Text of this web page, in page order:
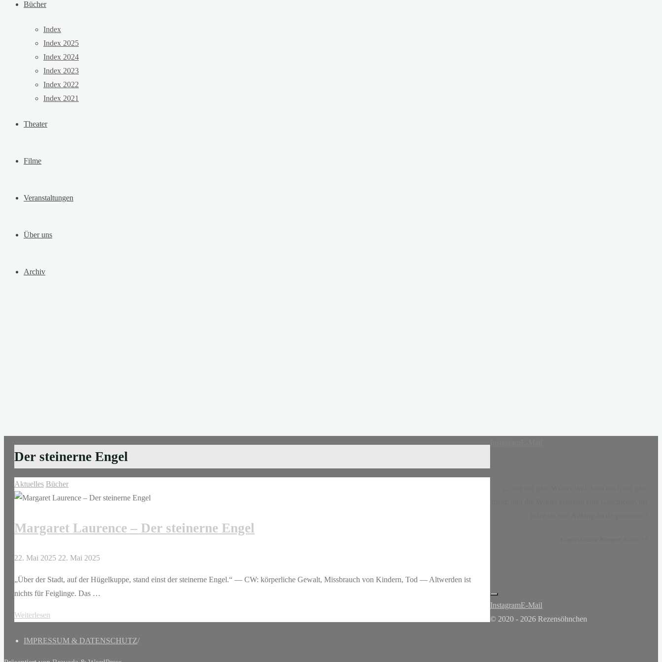
Bücher
Index
Index 2025
Index 2024
Index 2023
Index 2022
Index 2021
Theater
Filme
Veranstaltungen
Über uns
Archiv
Der steinerne Engel
Aktuelles Bücher
Margaret Laurence – Der steinerne Engel
22. Mai 2025 22. Mai 2025
„Über der Stadt, auf der Hügelkuppe, stand einst der steinerne Engel.“ — CW: körperliche Gewalt, Missbrauch von Kindern, Tod — Altwerden ist
nichts für Feiglinge. Das …
Weiterlesen
–
InstagramE-Mail
© 2020 - 2026 Rezensöhnchen
IMPRESSUM & DATENSCHUTZ/